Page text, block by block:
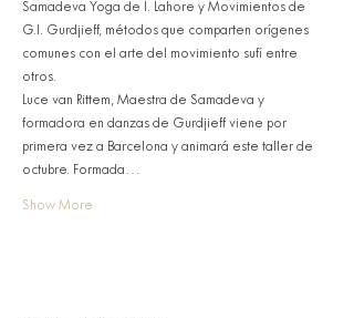
Samadeva Yoga de I. Lahore y Movimientos de
G.I. Gurdjieff, métodos que comparten orígenes
comunes con el arte del movimiento sufí entre
otros.
Luce van Rittem, Maestra de Samadeva y
formadora en danzas de Gurdjieff viene por
primera vez a Barcelona y animará este taller de
octubre. Formada…
Show More